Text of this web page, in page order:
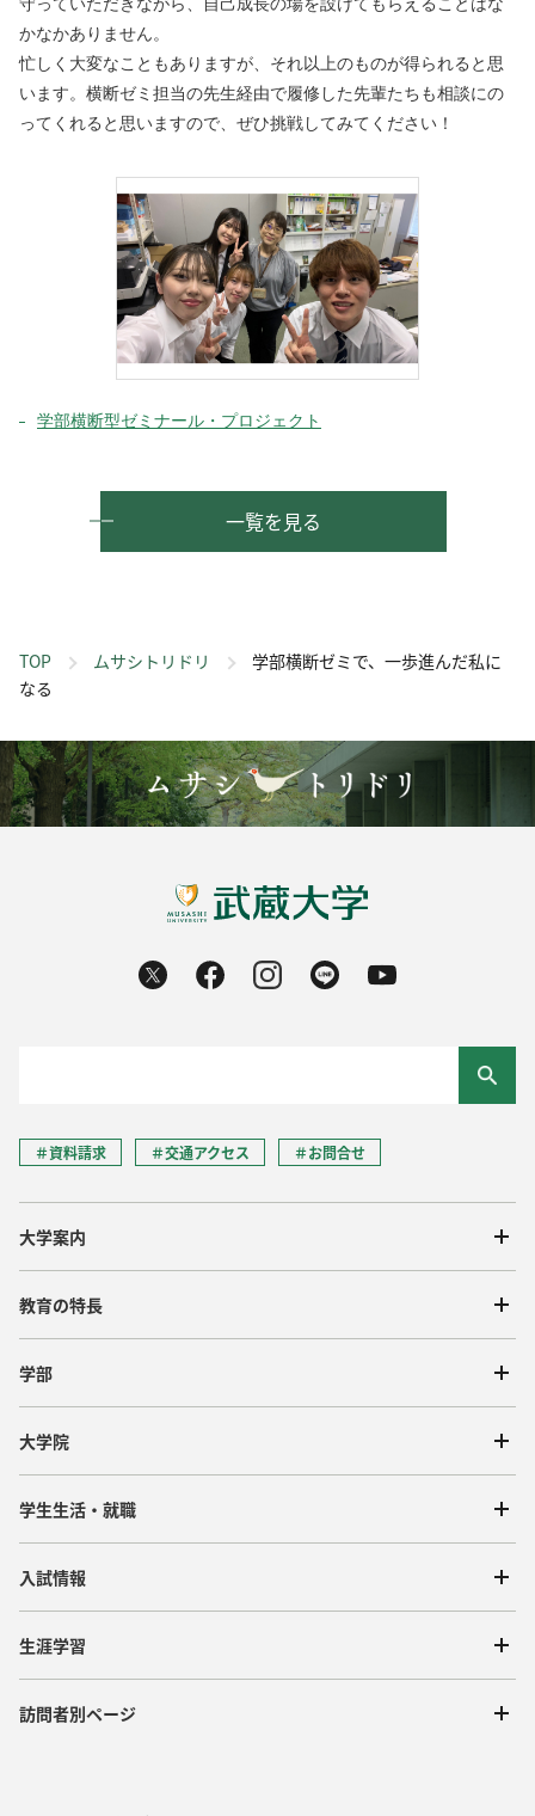
TOP ムサシトリドリ
学部横断ゼミで、一歩進んだ私に
なる
かなかありません。
忙しく大変なこともありますが、それ以上のものが得られると思
います。横断ゼミ担当の先生経由で履修した先輩たちも相談にの
ってくれると思いますので、ぜひ挑戦してみてください！
学部横断型ゼミナール・プロジェクト
一覧を見る
＃資料請求 ＃交通アクセス ＃お問合せ
大学案内
教育の特長
学部
大学院
学生生活・就職
入試情報
生涯学習
訪問者別ページ